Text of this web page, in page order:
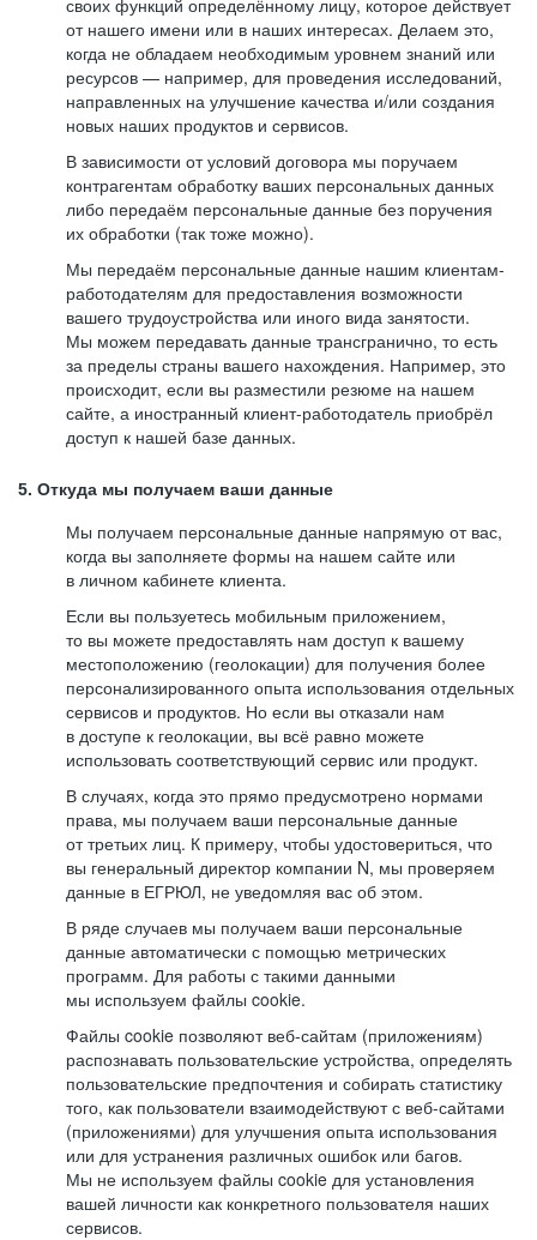
своих функций определённому лицу, которое действует
от нашего имени или в наших интересах. Делаем это,
когда не обладаем необходимым уровнем знаний или
ресурсов — например, для проведения исследований,
направленных на улучшение качества и/или создания
новых наших продуктов и сервисов.
В зависимости от условий договора мы поручаем
контрагентам обработку ваших персональных данных
либо передаём персональные данные без поручения
их обработки (так тоже можно).
Мы передаём персональные данные нашим клиентам-
работодателям для предоставления возможности
вашего трудоустройства или иного вида занятости.
Мы можем передавать данные трансгранично, то есть
за пределы страны вашего нахождения. Например, это
происходит, если вы разместили резюме на нашем
сайте, а иностранный клиент-работодатель приобрёл
доступ к нашей базе данных.
5. Откуда мы получаем ваши данные
Мы получаем персональные данные напрямую от вас,
когда вы заполняете формы на нашем сайте или
в личном кабинете клиента.
Если вы пользуетесь мобильным приложением,
то вы можете предоставлять нам доступ к вашему
местоположению (геолокации) для получения более
персонализированного опыта использования отдельных
сервисов и продуктов. Но если вы отказали нам
в доступе к геолокации, вы всё равно можете
использовать соответствующий сервис или продукт.
В случаях, когда это прямо предусмотрено нормами
права, мы получаем ваши персональные данные
от третьих лиц. К примеру, чтобы удостовериться, что
вы генеральный директор компании N, мы проверяем
данные в ЕГРЮЛ, не уведомляя вас об этом.
В ряде случаев мы получаем ваши персональные
данные автоматически с помощью метрических
программ. Для работы с такими данными
мы используем файлы cookie.
Файлы cookie позволяют веб-сайтам (приложениям)
распознавать пользовательские устройства, определять
пользовательские предпочтения и собирать статистику
того, как пользователи взаимодействуют с веб-сайтами
(приложениями) для улучшения опыта использования
или для устранения различных ошибок или багов.
Мы не используем файлы cookie для установления
вашей личности как конкретного пользователя наших
сервисов.